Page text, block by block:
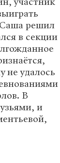
Саша решил
в секции
не удалось
В
и